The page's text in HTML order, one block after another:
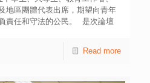
的作品「馬術遊樂園模型玩具」
導主任（創新及創意）李健樂
「動手動腦」訓練，為青年搭建
地區團體代表出席，期望向青年
責任和守法的公民。 是次論壇
法推廣小組委員會主席鄭程律師
Read more